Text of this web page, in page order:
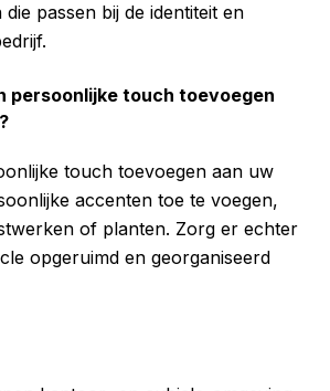
passen bij de identiteit en
persoonlijke touch toevoegen
touch toevoegen aan uw
accenten toe te voegen,
of planten. Zorg er echter
opgeruimd en georganiseerd